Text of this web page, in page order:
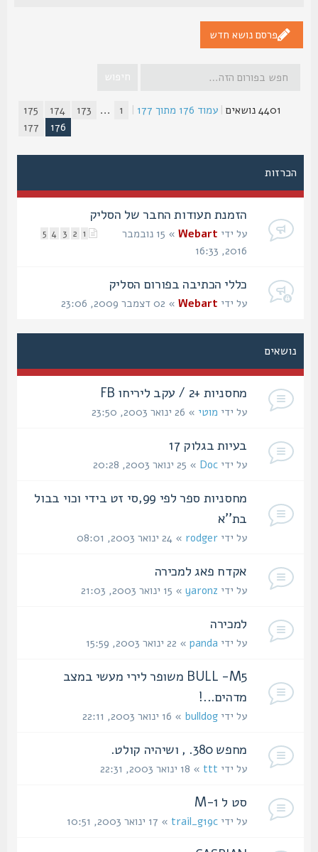
פרסם נושא חדש
|עמוד176מתוך177
|
1
...
173
174
175
177
הכרזות
הזמנת תעודות החבר של הסליק
2
3
4
5 על ידיWebart
» 15 נובמבר
כללי הכתיבה בפורום הסליק
על ידיWebart» 02 דצמבר 2009, 23:06
נושאים
מחסניות +2 / עקב ליריחו FB
על ידימוטי » 26 ינואר 2003, 23:50
בעיות בגלוק 17
על ידיDoc » 25 ינואר 2003, 20:28
מחסניות ספר לפי 99,סי זט בידי וכוי בבול
בת''א
על ידיrodger» 24 ינואר 2003, 08:01
אקדח פאג למכירה
על ידיyaronz» 15 ינואר 2003, 21:03
למכירה
על ידיpanda» 22 ינואר 2003, 15:59
BULL -M5 משופר לירי מעשי במצב
מדהים...!
על ידיbulldog» 16 ינואר 2003, 22:11
מחפש 380. , ושיהיה קולט.
על ידיttt» 18 ינואר 2003, 22:31
סט ל M-1
על ידיtrail_g19c» 17 ינואר 2003, 10:51